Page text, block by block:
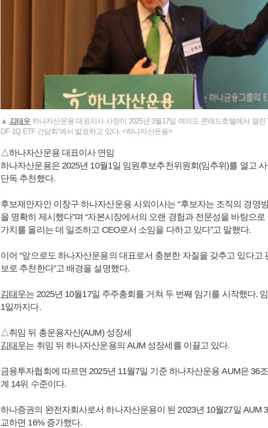
▲ 김태우 하나자산운용 대표이사 사장이 2025년 3월17일 여의도 콘래드호텔에서 열린
DF·1Q ETF 간담회’에서 발표하고 있다. <하나자산운용>
△하나자산운용 대표이사 연임
하나자산운용은 2025년 10월1일 임원후보추천위원회(임추위)를 열고
단독 추천했다.
후보제안자인 이창구 하나자산운용 사외이사는 “후보자는 조직의 경영
을 명확히 제시했다”며 “자본시장에서의 오랜 경험과 전문성을 바탕으
가치를 올리는 데 일조하고 CEO로서 소임을 다하고 있다”고 말했다.
이어 “앞으로도 하나자산운용의 대표로서 충분한 자질을 갖추고 있다고
보로 추천한다”고 배경을 설명했다.
김태우는 2025년 10월17일 주주총회를 거쳐 두 번째 임기를 시작했다.
1일까지다.
△취임 뒤 총운용자산(AUM) 성장세
김태우는 취임 뒤 하나자산운용의 AUM 성장세를 이끌고 있다.
금융투자협회에 따르면 2025년 11월7일 기준 하나자산운용 AUM은 36
계 14위 수준이다.
하나증권의 완전자회사로서 하나자산운용이 된 2023년 10월27일 AUM
교하면 16% 증가했다.